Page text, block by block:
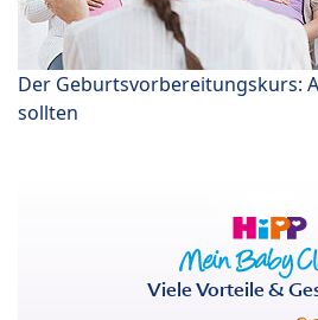
Der Geburtsvorbereitungskurs:
sollten
Viele Vorteile &